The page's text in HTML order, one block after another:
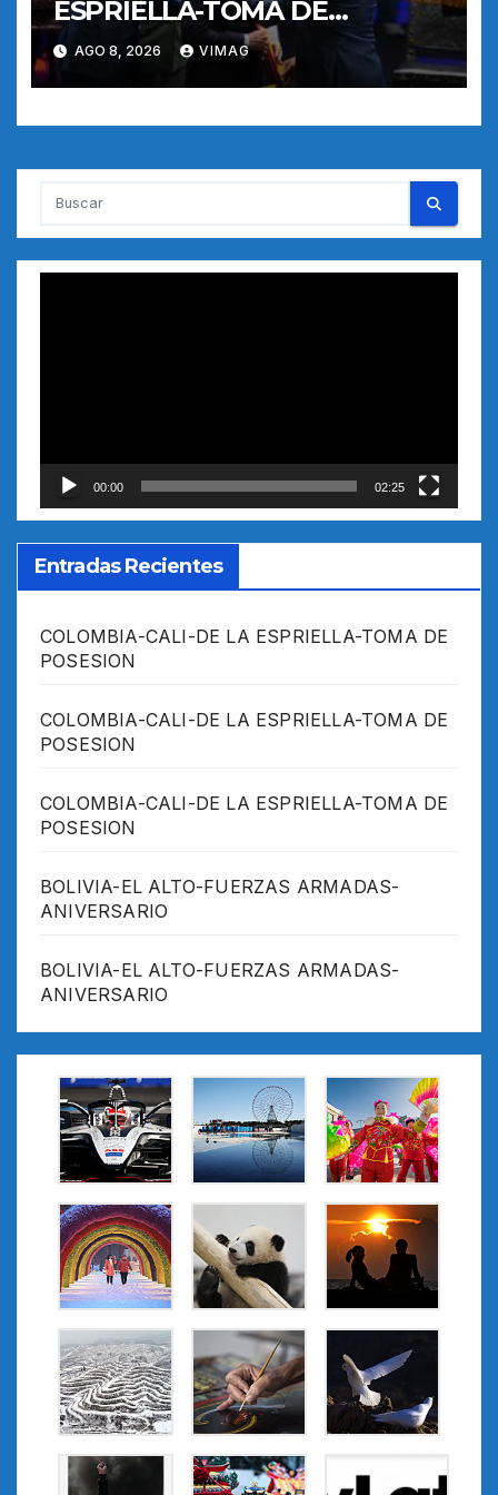
ESPRIELLA-TOMA DE
POSESION
AGO 8, 2026 VIMAG
00:00 02:25
Entradas Recientes
COLOMBIA-CALI-DE LA ESPRIELLA-TOMA DE
POSESION
COLOMBIA-CALI-DE LA ESPRIELLA-TOMA DE
POSESION
COLOMBIA-CALI-DE LA ESPRIELLA-TOMA DE
POSESION
BOLIVIA-EL ALTO-FUERZAS ARMADAS-
ANIVERSARIO
BOLIVIA-EL ALTO-FUERZAS ARMADAS-
ANIVERSARIO